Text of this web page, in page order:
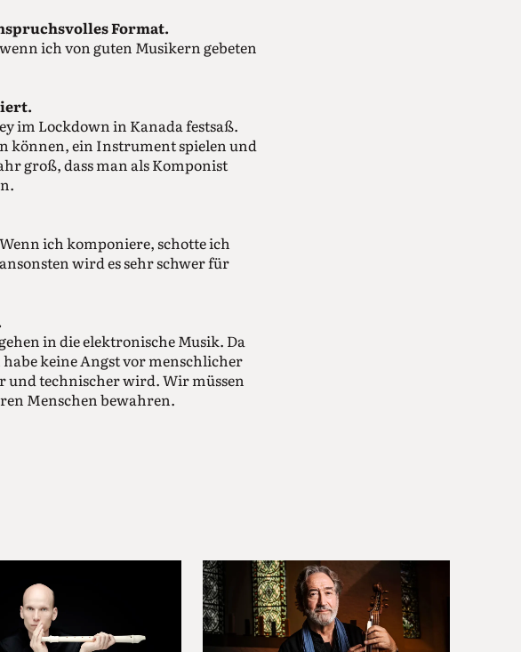
Format.
ich von guten Musikern gebeten
im Lockdown in Kanada festsaß.
können, ein Ins­trument spielen und
groß, dass man als Komponist
ich komponiere, schotte ich
wird es sehr schwer für
in die elektronische Musik. Da
keine Angst vor menschlicher
technischer wird. Wir müssen
Menschen bewahren.
und Komponieren, das
einer Gruppe von zwanzig 15- bis 17-